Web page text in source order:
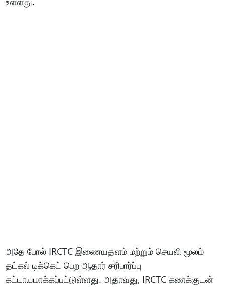
அதே போல் IRCTC இணையதளம் மற்றும் செயலி மூலம்
தட்கல் டிக்கெட் பெற ஆதார் சரிபார்ப்பு
கட்டாயமாக்கப்பட்டுள்ளது. அதாவது, IRCTC கணக்குடன்